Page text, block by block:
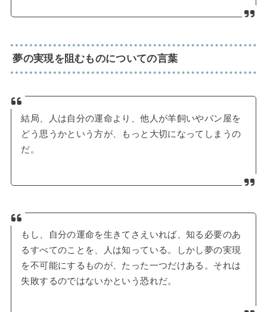
夢の実現を阻むものについての言葉
結局、人は自分の運命より、他人が羊飼いやパン屋を
どう思うかという方が、もっと大切になってしまうの
だ。
もし、自分の運命を生きてさえいれば、知る必要のあ
るすべてのことを、人は知っている。しかし夢の実現
を不可能にするものが、たった一つだけある。それは
失敗するのではないかという恐れだ。